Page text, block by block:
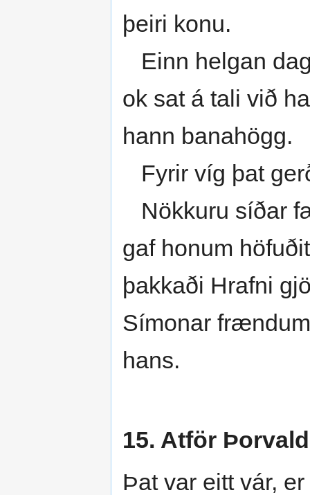
þeiri konu.
Einn helgan
ok sat á tali við
hann banahögg.
Fyrir víg þat
Nökkuru síðar
gaf honum
þakkaði Hrafni
Símonar
hans.
15. Atför
Þat var eitt vár,